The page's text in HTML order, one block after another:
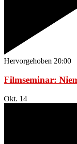
Hervorgehoben 20:00
Filmseminar:
Okt. 14